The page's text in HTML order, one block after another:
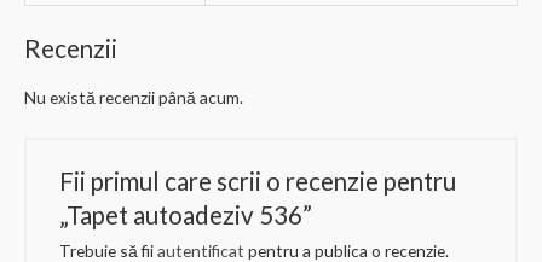
Recenzii
Nu există recenzii până acum.
Fii primul care scrii o recenzie pentru
„Tapet autoadeziv 536”
Trebuie să fiiautentificat pentru a publica o recenzie.